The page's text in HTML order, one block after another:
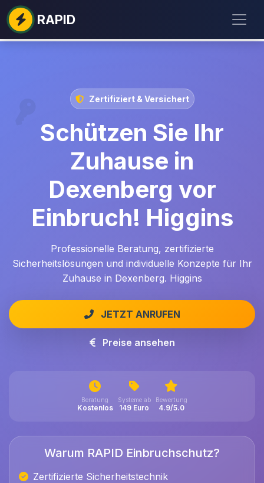
RAPID
Zertifiziert & Versichert
Schützen Sie Ihr
Zuhause in
Dexenberg vor
Einbruch! Higgins
Professionelle Beratung, zertifizierte
Sicherheitslösungen und individuelle Konzepte für Ihr
Zuhause in Dexenberg. Higgins
JETZT ANRUFEN
Preise ansehen
Beratung
Kostenlos
Systeme ab
149 Euro
Bewertung
4.9/5.0
Warum RAPID Einbruchschutz?
Zertifizierte Sicherheitstechnik